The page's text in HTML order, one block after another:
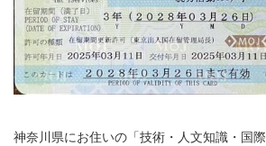
神奈川県にお住いの「技術・人文知識・国